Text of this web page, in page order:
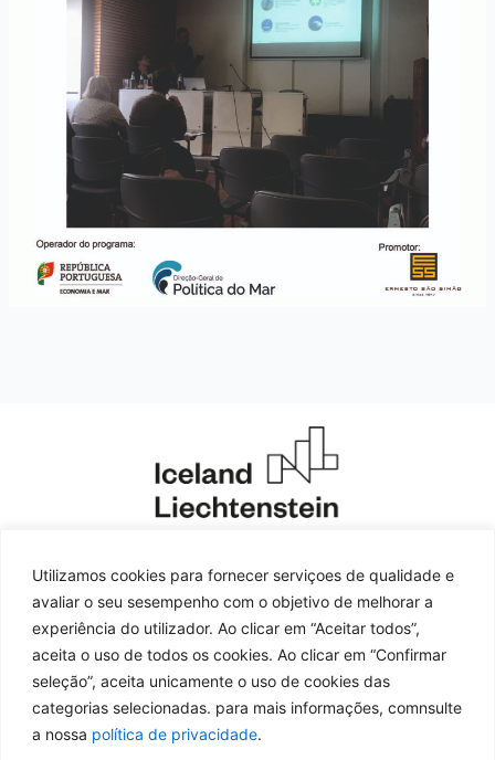
Utilizamos cookies para fornecer serviçoes de qualidade e
avaliar o seu sesempenho com o objetivo de melhorar a
experiência do utilizador. Ao clicar em “Aceitar todos”,
aceita o uso de todos os cookies. Ao clicar em “Confirmar
seleção”, aceita unicamente o uso de cookies das
categorias selecionadas. para mais informações, comnsulte
a nossa política de privacidade.